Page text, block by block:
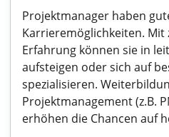
Projektmanager haben
Karrieremöglichkeiten.
Erfahrung können sie in
aufsteigen oder sich auf
spezialisieren.
Projektmanagement (z.B.
erhöhen die Chancen auf